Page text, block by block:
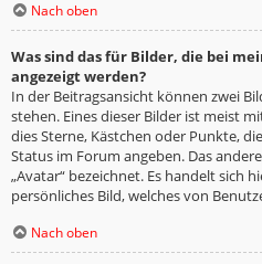
Nach oben
Was sind das für Bilder, die bei
angezeigt werden?
In der Beitragsansicht können zwei
stehen. Eines dieser Bilder ist meist
dies Sterne, Kästchen oder Punkte,
Status im Forum angeben. Das
„Avatar“ bezeichnet. Es handelt sich
persönliches Bild, welches von
Nach oben